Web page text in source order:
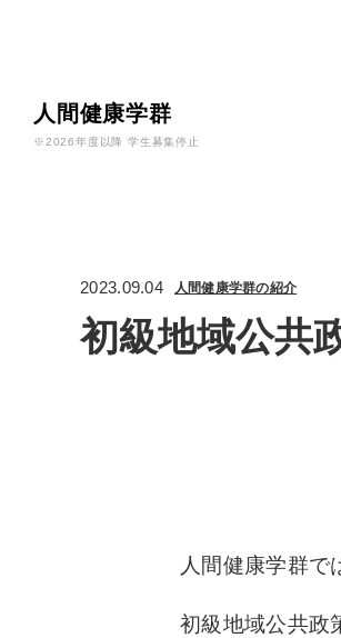
人間健康学群
※2026年度以降 学生募集停止
2023.09.04 人間健康学群の紹介
初級地域公共
人間健康学群で
初級地域公共政